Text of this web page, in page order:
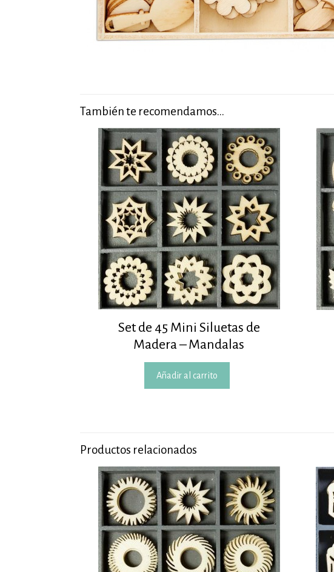
También te recomendamos…
Set de 45 Mini Siluetas de
Madera – Mandalas
Añadir al carrito
Productos relacionados